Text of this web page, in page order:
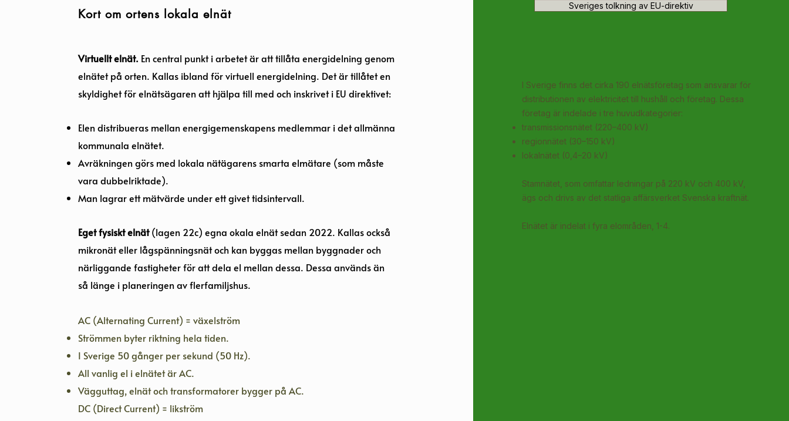
Kort om ortens lokala elnät
Virtuellt elnät. En central punkt i arbetet är att tillåta energidelning genom
elnätet på orten. Kallas ibland för virtuell energidelning. Det är tillåtet en
skyldighet för elnätsägaren att hjälpa till med och inskrivet i EU direktivet:
Elen distribueras mellan energigemenskapens medlemmar i det allmänna
kommunala elnätet.
Avräkningen görs med lokala nätägarens smarta elmätare (som måste
vara dubbelriktade).
Man lagrar ett mätvärde under ett givet tidsintervall.
Eget fysiskt elnät(lagen 22c) egna okala elnät sedan 2022. Kallas också
mikronät eller lågspänningsnät och kan byggas mellan byggnader och
närliggande fastigheter för att dela el mellan dessa. Dessa används än
så länge i planeringen av flerfamiljshus.
AC (Alternating Current) = växelström
Strömmen byter riktning hela tiden.
I Sverige 50 gånger per sekund (50 Hz).
All vanlig el i elnätet är AC.
Vägguttag, elnät och transformatorer bygger på AC.
DC (Direct Current) = likström
Sveriges tolkning av EU-direktiv
I Sverige finns det cirka 190 elnätsföretag som ansvarar för
distributionen av elektricitet till hushåll och företag. Dessa
företag är indelade i tre huvudkategorier:
transmissionsnätet (220–400 kV)
regionnätet (30–150 kV)
lokalnätet (0,4–20 kV)
Stamnätet, som omfattar ledningar på 220 kV och 400 kV,
ägs och drivs av det statliga affärsverket Svenska kraftnät.
Elnätet är indelat i fyra elområden, 1-4.